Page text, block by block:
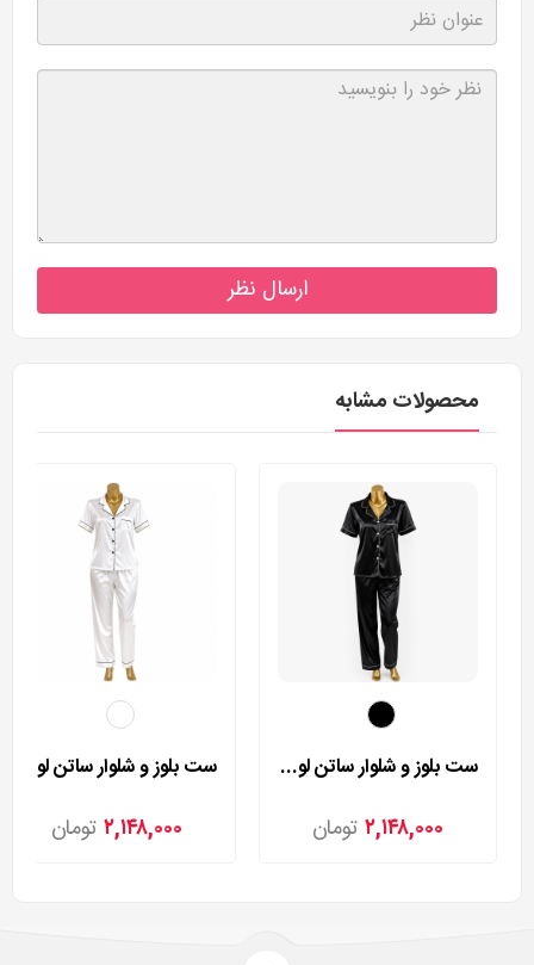
ارسال نظر
محصولات مشابه
ست بلوز و شلوار ساتن لورنزا مدل 235101
۲,۱۴۸,۰۰۰ تومان ۲,۱۴۸,۰۰۰ تومان